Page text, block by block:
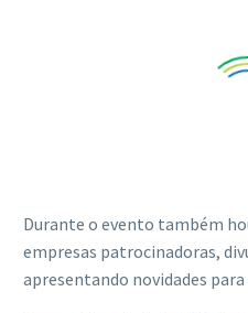
Durante o evento também
empresas patrocinadoras,
apresentando novidades